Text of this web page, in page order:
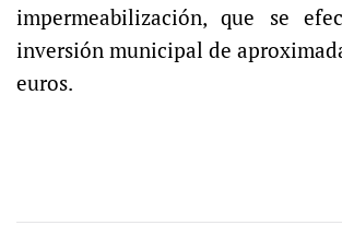
impermeabilización, que se
inversión municipal de
euros.